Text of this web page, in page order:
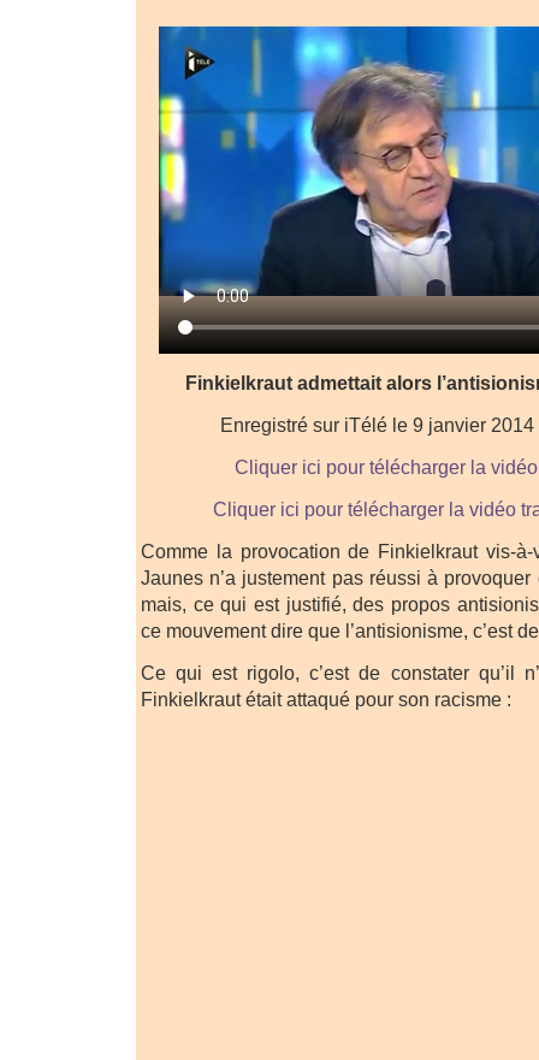
Finkielkraut admettait alors
Enregistré sur iTélé le 9 janvier 2014
Cliquer ici pour télécharger la
Cliquer ici pour télécharger la vidéo
Comme la provocation de Finkielkraut vis-
Jaunes n’a justement pas réussi à
mais, ce qui est justifié, des propos
ce mouvement dire que l’antisionisme, c’est
Ce qui est rigolo, c’est de constater qu’il
Finkielkraut était attaqué pour son racisme :